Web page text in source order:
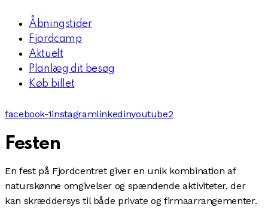
Åbningstider
Fjordcamp
Aktuelt
Planlæg dit besøg
Køb billet
facebook-1instagramlinkedinyoutube2
Festen
En fest på Fjordcentret giver en unik kombination af
naturskønne omgivelser og spændende aktiviteter, der
kan skræddersys til både private og firmaarrangementer.